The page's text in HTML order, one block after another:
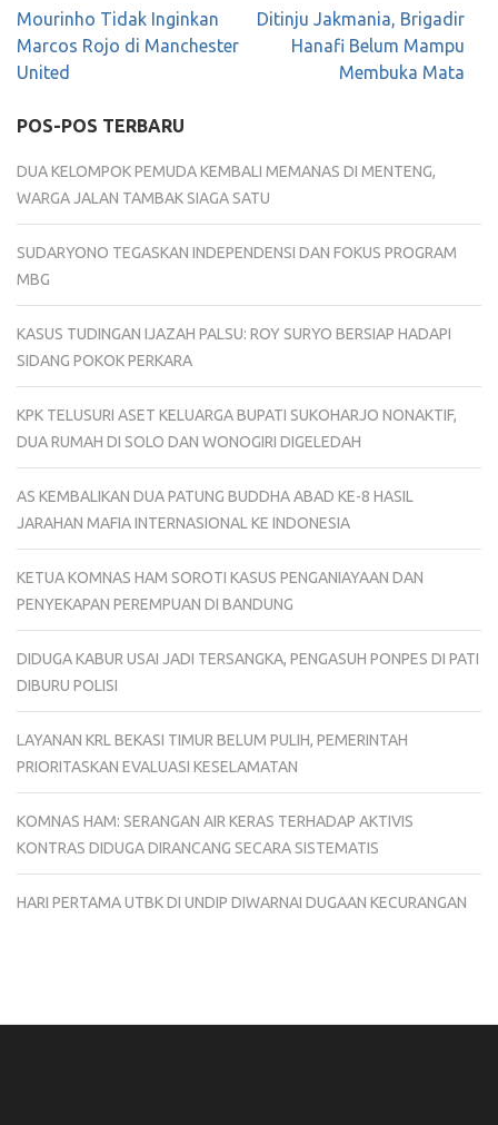
Navigasi
pos
Mourinho Tidak Inginkan
Marcos Rojo di Manchester
United
Ditinju Jakmania, Brigadir
Hanafi Belum Mampu
Membuka Mata
POS-POS TERBARU
DUA KELOMPOK PEMUDA KEMBALI MEMANAS DI MENTENG,
WARGA JALAN TAMBAK SIAGA SATU
SUDARYONO TEGASKAN INDEPENDENSI DAN FOKUS PROGRAM
MBG
KASUS TUDINGAN IJAZAH PALSU: ROY SURYO BERSIAP HADAPI
SIDANG POKOK PERKARA
KPK TELUSURI ASET KELUARGA BUPATI SUKOHARJO NONAKTIF,
DUA RUMAH DI SOLO DAN WONOGIRI DIGELEDAH
AS KEMBALIKAN DUA PATUNG BUDDHA ABAD KE-8 HASIL
JARAHAN MAFIA INTERNASIONAL KE INDONESIA
KETUA KOMNAS HAM SOROTI KASUS PENGANIAYAAN DAN
PENYEKAPAN PEREMPUAN DI BANDUNG
DIDUGA KABUR USAI JADI TERSANGKA, PENGASUH PONPES DI PATI
DIBURU POLISI
LAYANAN KRL BEKASI TIMUR BELUM PULIH, PEMERINTAH
PRIORITASKAN EVALUASI KESELAMATAN
KOMNAS HAM: SERANGAN AIR KERAS TERHADAP AKTIVIS
KONTRAS DIDUGA DIRANCANG SECARA SISTEMATIS
HARI PERTAMA UTBK DI UNDIP DIWARNAI DUGAAN KECURANGAN